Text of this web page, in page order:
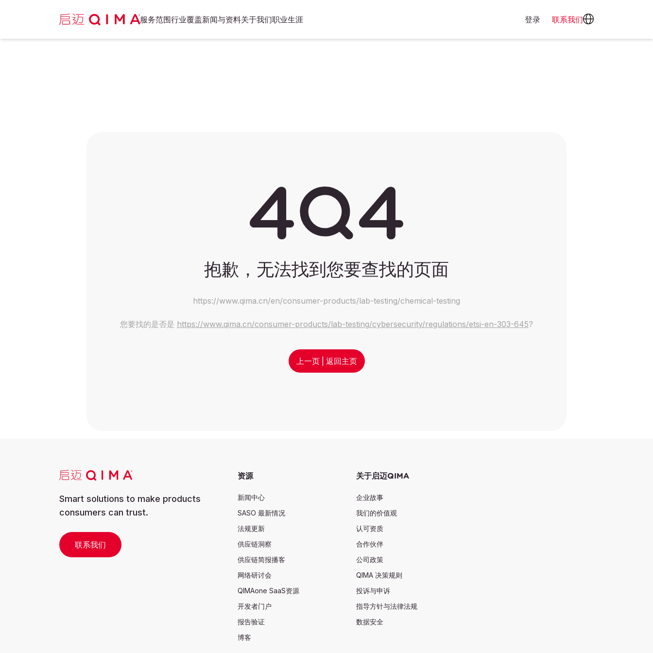
服务范围行业覆盖新闻与资料关于我们职业生涯 登录 联系我们
抱歉，无法找到您要查找的页面
https://www.qima.cn/en/consumer-products/lab-testing/chemical-testing
您要找的是否是 https://www.qima.cn/consumer-products/lab-testing/cybersecurity/regulations/etsi-en-303-645?
上一页 返回主页
Smart solutions to make products
consumers can trust.
联系我们
资源
新闻中心
SASO 最新情况
法规更新
供应链洞察
供应链简报播客
网络研讨会
QIMAone SaaS资源
开发者门户
报告验证
博客
关于启迈QIMA
企业故事
我们的价值观
认可资质
合作伙伴
公司政策
QIMA 决策规则
投诉与申诉
指导方针与法律法规
数据安全